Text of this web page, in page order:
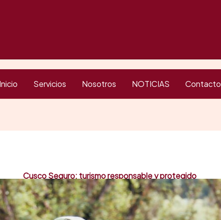
Inicio Servicios Nosotros NOTICIAS Contacto
Cusco Seguro: turismo responsable y protegido